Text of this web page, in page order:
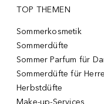
TOP THEMEN
Sommerkosmetik
Sommerdüfte
Sommer Parfum für
Sommerdüfte für
Herbstdüfte
Make-up-Services